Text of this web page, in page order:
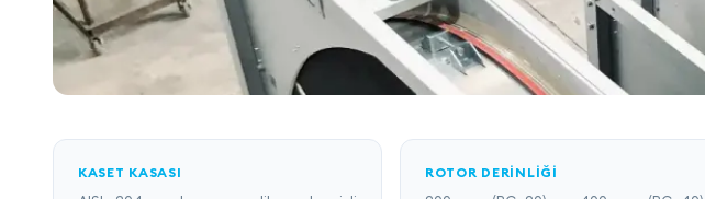
KASET KASASI ROTOR DERINLIĞI